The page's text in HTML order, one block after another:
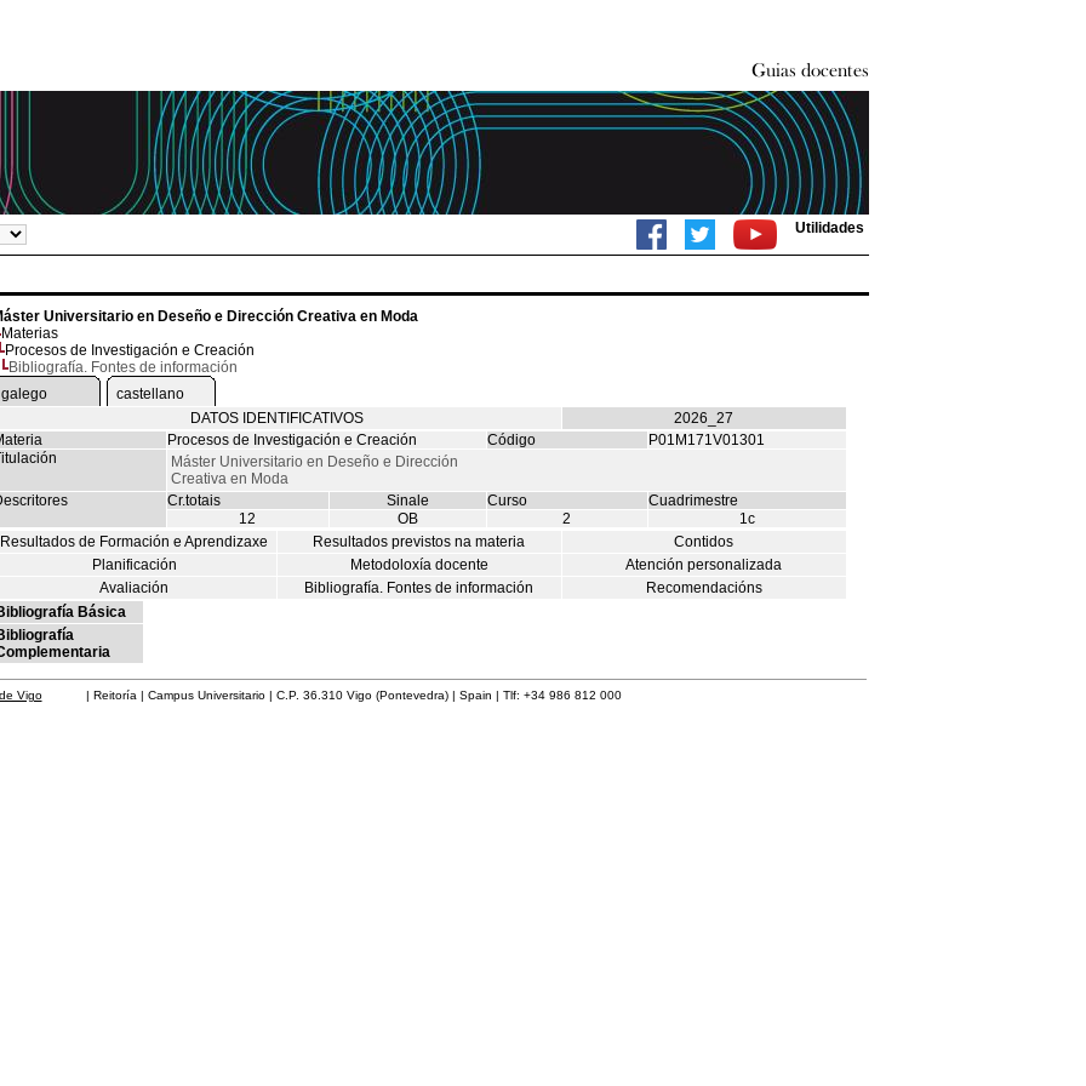
Utilidades
Universitario en Deseño e Dirección Creativa en Moda
Materias
Procesos de Investigación e Creación
Bibliografía. Fontes de información
galego
castellano
DATOS IDENTIFICATIVOS
2026_27
Procesos de Investigación e Creación Código
P01M171V01301
Máster Universitario en Deseño e Dirección
Creativa en Moda
Cr.totais Sinale Curso
Cuadrimestre
12
OB 2
1c
Resultados de Formación e Aprendizaxe
Resultados previstos na materia
Contidos
Planificación
Metodoloxía docente
Atención personalizada
Avaliación
Bibliografía. Fontes de información
Recomendacións
Básica
Vigo| Reitoría | Campus Universitario | C.P. 36.310 Vigo (Pontevedra) | Spain | Tlf: +34 986 812 000